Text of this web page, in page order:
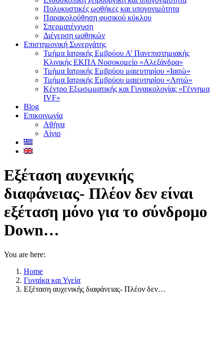
Πολυκυστικές ωοθήκες και υπογονιμότητα
Παρακολούθηση φυσικού κύκλου
Σπερματέγχυση
Διέγερση ωοθηκών
Επιστημονική Συνεργάτης
Τμήμα Ιατρικής Εμβρύου Α’ Πανεπιστημιακής
Κλινικής ΕΚΠΑ Νοσοκομείο «Αλεξάνδρα»
Τμήμα Ιατρικής Εμβρύου μαιευτηρίου «Ιασώ»
Τμήμα Ιατρικής Εμβρύου μαιευτηρίου «Λητώ»
Κέντρο Eξωσωματικής και Γυναικολογίας «Γέννημα
IVF»
Blog
Επικοινωνία
Αθήνα
Αίγιο
Εξέταση αυχενικής
διαφάνειας- Πλέον δεν είναι
εξέταση μόνο για το σύνδρομο
Down…
You are here:
Home
Γυναίκα και Υγεία
Εξέταση αυχενικής διαφάνειας- Πλέον δεν…